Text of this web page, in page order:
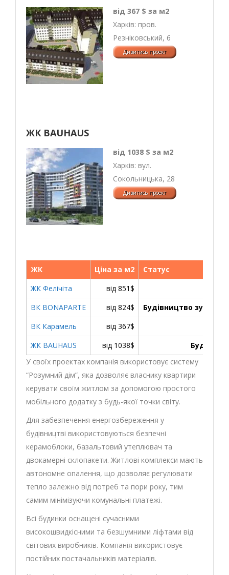
від 367 $ за м2
Харків: пров.
Резніковський, 6
ЖК BAUHAUS
від 1038 $ за м2
Харків: вул.
Сокольницька, 28
ЖК Ціна за м2
Статус
ЖК Фелічіта
від 851$
ВК BONAPARTE
від 824$
Будівництво
ВК Карамель
від 367$
ЖК BAUHAUS
від 1038$
У своїх проектах компанія використовує систему
“Розумний дім”, яка дозволяє власнику квартири
керувати своїм житлом за допомогою простого
мобільного додатку з будь-якої точки світу.
Для забезпечення енергозбереження у
будівництві використовуються безпечні
керамоблоки, базальтовий утеплювач та
двокамерні склопакети. Житлові комплекси мають
автономне опалення, що дозволяє регулювати
тепло залежно від потреб та пори року, тим
самим мінімізуючи комунальні платежі.
Всі будинки оснащені сучасними
високошвидкісними та безшумними ліфтами від
світових виробників. Компанія використовує
постійних постачальників матеріалів.